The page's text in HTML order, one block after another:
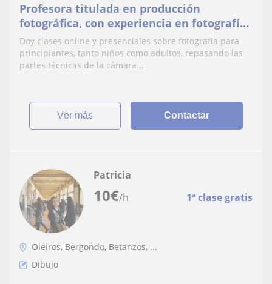
Profesora titulada en producción
fotográfica, con experiencia en fotografía
y vídeo.
Doy clases online y presenciales sobre fotografía para
principiantes, tanto niños como adultos, repasando las
partes técnicas de la cámara...
ver más Contactar
10€/h 1ª clase gratis
Patricia
Oleiros, Bergondo, Betanzos, ...
Dibujo